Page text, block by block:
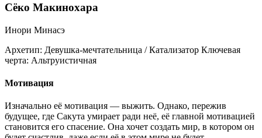
Сёко Макинохара
Инори Минасэ
Архетип: Девушка-мечтательница / Катализатор Ключевая
черта: Альтруистичная
Мотивация
Изначально её мотивация — выжить. Однако, пережив
будущее, где Сакута умирает ради неё, её главной мотивацией
становится его спасение. Она хочет создать мир, в котором он